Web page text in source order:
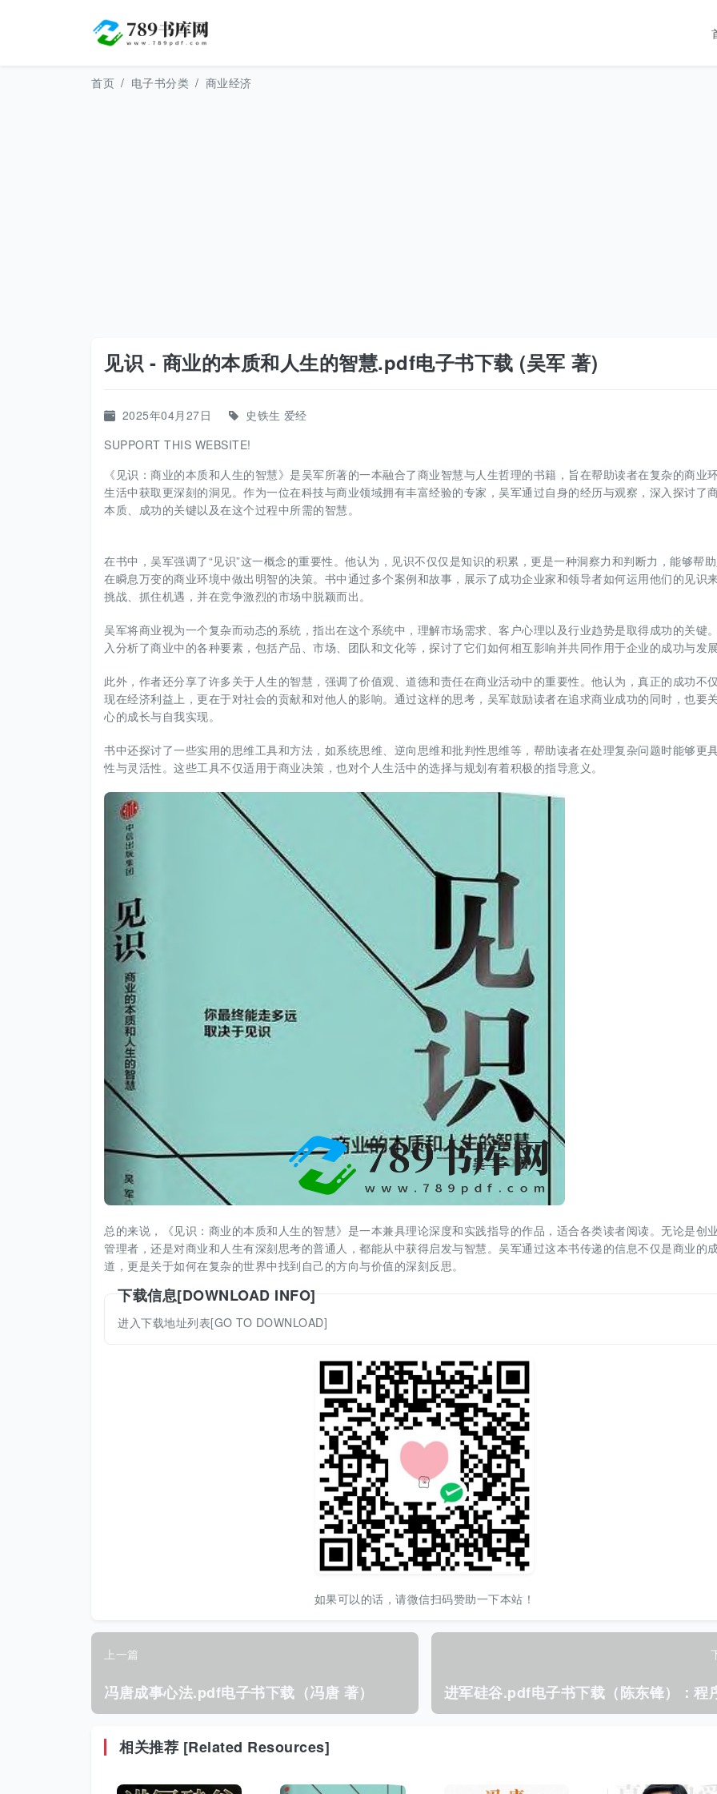
首页 电子书分类 商业经济
见识 - 商业的本质和人生的智慧.pdf电子书下载 (吴军 著)
2025年04月27日 史铁生 爱经
SUPPORT THIS WEBSITE!
《见识：商业的本质和人生的智慧》是吴军所著的一本融合了商业智慧与人生哲理的书籍，旨在帮助读者在复杂的商业
生活中获取更深刻的洞见。作为一位在科技与商业领域拥有丰富经验的专家，吴军通过自身的经历与观察，深入探讨了
本质、成功的关键以及在这个过程中所需的智慧。
在书中，吴军强调了“见识”这一概念的重要性。他认为，见识不仅仅是知识的积累，更是一种洞察力和判断力，能够帮
在瞬息万变的商业环境中做出明智的决策。书中通过多个案例和故事，展示了成功企业家和领导者如何运用他们的见识
挑战、抓住机遇，并在竞争激烈的市场中脱颖而出。
吴军将商业视为一个复杂而动态的系统，指出在这个系统中，理解市场需求、客户心理以及行业趋势是取得成功的关键
入分析了商业中的各种要素，包括产品、市场、团队和文化等，探讨了它们如何相互影响并共同作用于企业的成功与发展
此外，作者还分享了许多关于人生的智慧，强调了价值观、道德和责任在商业活动中的重要性。他认为，真正的成功不
现在经济利益上，更在于对社会的贡献和对他人的影响。通过这样的思考，吴军鼓励读者在追求商业成功的同时，也要
心的成长与自我实现。
书中还探讨了一些实用的思维工具和方法，如系统思维、逆向思维和批判性思维等，帮助读者在处理复杂问题时能够更
性与灵活性。这些工具不仅适用于商业决策，也对个人生活中的选择与规划有着积极的指导意义。
总的来说，《见识：商业的本质和人生的智慧》是一本兼具理论深度和实践指导的作品，适合各类读者阅读。无论是创业
管理者，还是对商业和人生有深刻思考的普通人，都能从中获得启发与智慧。吴军通过这本书传递的信息不仅是商业的
道，更是关于如何在复杂的世界中找到自己的方向与价值的深刻反思。
下载信息[DOWNLOAD INFO]
进入下载地址列表[GO TO DOWNLOAD]
如果可以的话，请微信扫码赞助一下本站！
上一篇
冯唐成事心法.pdf电子书下载（冯唐 著）
相关推荐 [Related Resources]